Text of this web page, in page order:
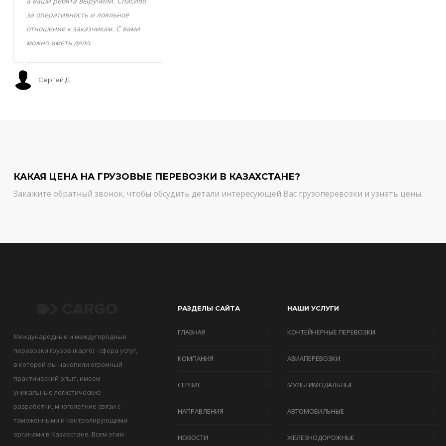
за оперативность и лояльное
отношение к заказчикам. С вами
можно иметь дело.
Сергей Д.
КАКАЯ ЦЕНА НА ГРУЗОВЫЕ ПЕРЕВОЗКИ В КАЗАХСТАНЕ?
Закажите обратный звонок, чтобы обсудить детали интересующей Вас грузоперевозки и узнать цены.
Международные и междугородные
перевозки грузов (карго) - сфера услуг,
в которой мы накопили огромный
практический опыт, имеем
уникальные логистические
разработки, многолетние связи с
таможенными и контролирующими
органами в Казахстане. Всем этим
РАЗДЕЛЫ САЙТА
ГЛАВНАЯ
КОМПАНИЯ
СЕРВИС
НАПРАВЛЕНИЯ
НОВОСТИ
НАШИ УСЛУГИ
КОНТЕЙНЕРНЫЕ ПЕРЕВОЗКИ
АВИАПЕРЕВОЗКИ
МУЛЬТИМОДАЛЬНЫЕ
АВТОМОБИЛЬНЫЕ
ЖЕЛЕЗНОДОРОЖНЫЕ